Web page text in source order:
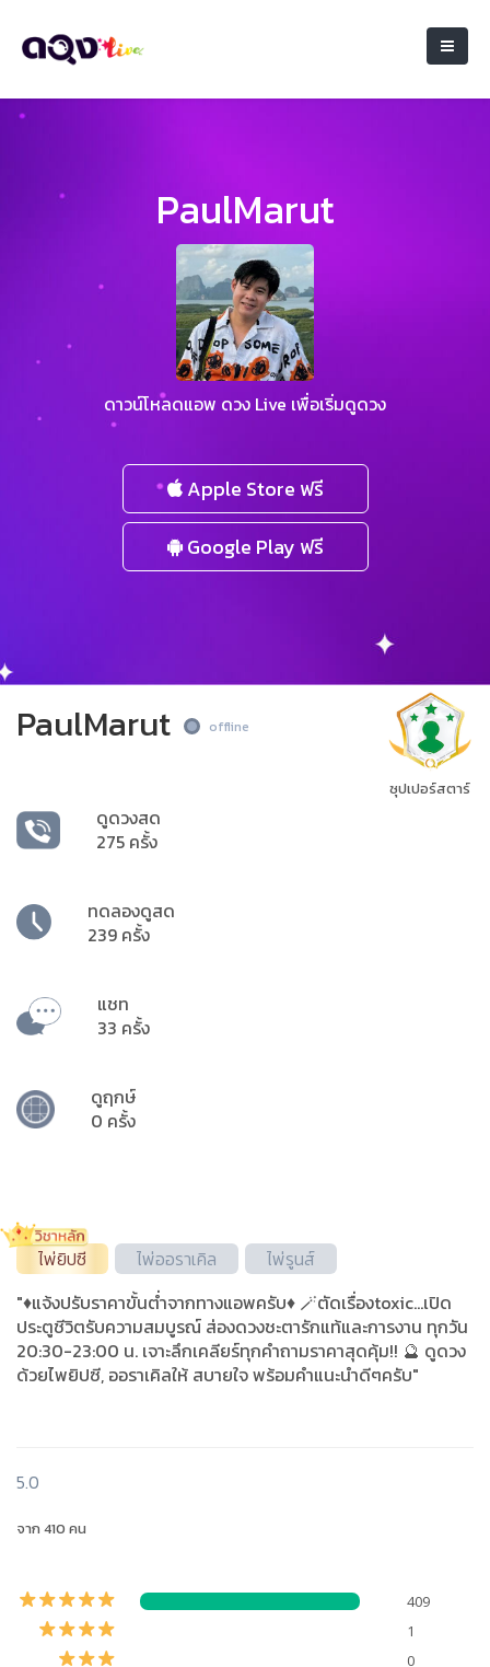
PaulMarut
ดาวน์โหลดแอพ ดวง Live เพื่อเริ่มดูดวง
Apple Store ฟรี
Google Play ฟรี
PaulMarut offline
ดูดวงสด
275 ครั้ง
ทดลองดูสด
239 ครั้ง
แชท
33 ครั้ง
ดูฤกษ์
0 ครั้ง
ซุปเปอร์สตาร์
ไพ่ยิปซี ไพ่ออราเคิล
ไพ่รูนส์
"♦️แจ้งปรับราคาขั้นต่ำจากทางแอพครับ♦️ 🪄ตัดเรื่องtoxic...เปิด
ประตูชีวิตรับความสมบูรณ์ ส่องดวงชะตารักแท้และการงาน ทุกวัน
20:30-23:00 น. เจาะลึกเคลียร์ทุกคำถามราคาสุดคุ้ม!! 🔮 ดูดวง
ด้วยไพยิปซี, ออราเคิลให้ สบายใจ พร้อมคำแนะนำดีๆครับ"
5.0
จาก 410 คน
409
1
0